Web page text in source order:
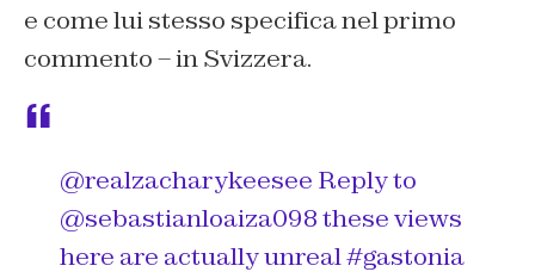
e come lui stesso specifica nel primo
commento – in Svizzera.
@realzacharykeesee Reply to
@sebastianloaiza098 these views
here are actually unreal#gastonia